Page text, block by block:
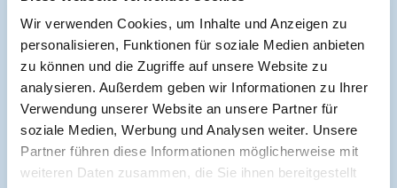
Wir verwenden Cookies, um Inhalte und Anzeigen zu
personalisieren, Funktionen für soziale Medien anbieten
zu können und die Zugriffe auf unsere Website zu
analysieren. Außerdem geben wir Informationen zu Ihrer
Verwendung unserer Website an unsere Partner für
soziale Medien, Werbung und Analysen weiter. Unsere
Partner führen diese Informationen möglicherweise mit
weiteren Daten zusammen, die Sie ihnen bereitgestellt
Ähnliche Beiträge: Weiterführende Artikel zum
Thema:
Schlagwörter: DGAKI Evidenzgenerierung
Interventionseffekte Nutzung Registerbasierte Studien
Studien Versorgungsnahe Daten